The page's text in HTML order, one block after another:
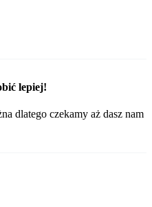
lepiej!
dlatego czekamy aż dasz nam